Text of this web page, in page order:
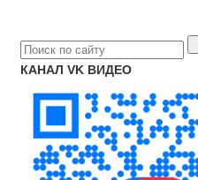
КАНАЛ VK ВИДЕО